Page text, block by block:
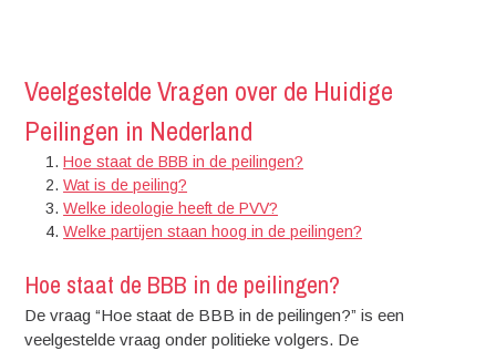
Veelgestelde Vragen over de Huidige
Peilingen in Nederland
Hoe staat de BBB in de peilingen?
Wat is de peiling?
Welke ideologie heeft de PVV?
Welke partijen staan hoog in de peilingen?
Hoe staat de BBB in de peilingen?
De vraag “Hoe staat de BBB in de peilingen?” is een
veelgestelde vraag onder politieke volgers. De